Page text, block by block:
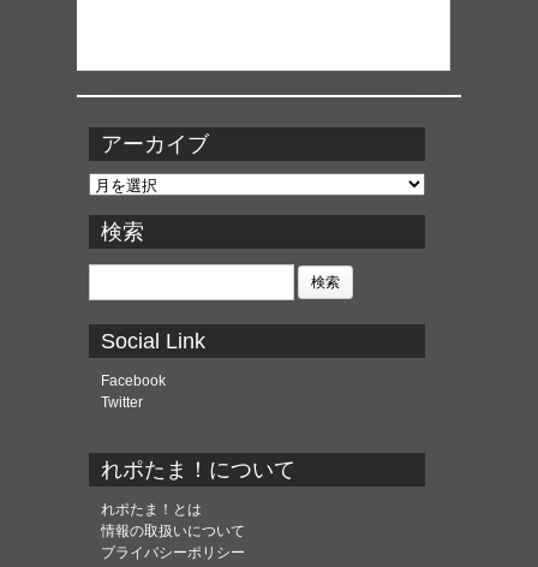
アーカイブ
ア
カ
イ
ブ
検索
検
Social Link
Facebook
Twitter
れポたま！について
れポたま！とは
情報の取扱いについて
プライバシーポリシー